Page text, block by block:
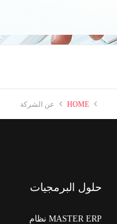
HOME عن الشركة
حلول البرمجيات
MASTER ERP نظام